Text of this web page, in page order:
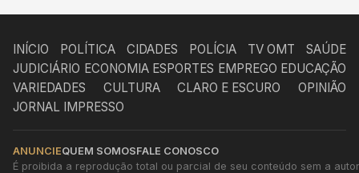
INÍCIO POLÍTICA CIDADES POLÍCIA TV OMT
SAÚDE
JUDICIÁRIO ECONOMIA ESPORTES EMPREGO EDUCAÇÃO
VARIEDADES
CULTURA CLARO E ESCURO
OPINIÃO
JORNAL IMPRESSO
ANUNCIEQUEM SOMOSFALE CONOSCO
É proibida a reprodução total ou parcial de seu conteúdo sem a